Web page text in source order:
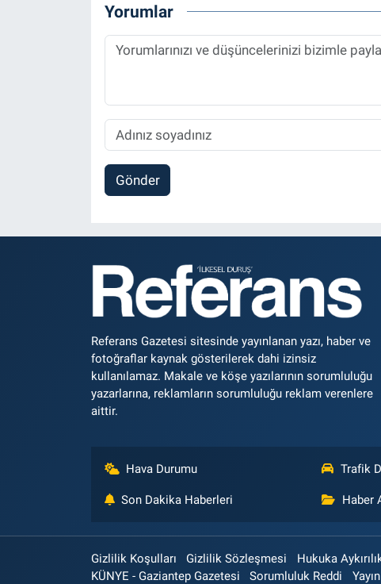
Yorumlar
Gönder
Referans Gazetesi sitesinde yayınlanan yazı, haber ve
fotoğraflar kaynak gösterilerek dahi izinsiz
kullanılamaz. Makale ve köşe yazılarının sorumluluğu
yazarlarına, reklamların sorumluluğu reklam verenlere
aittir.
Hava Durumu Trafik
Son Dakika Haberleri Haber
Gizlilik Koşulları Gizlilik Sözleşmesi Hukuka
KÜNYE - Gaziantep Gazetesi
Sorumluluk Reddi